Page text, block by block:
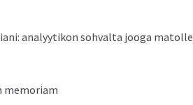
ana­lyytikon sohval­ta jooga matolle
memoriam